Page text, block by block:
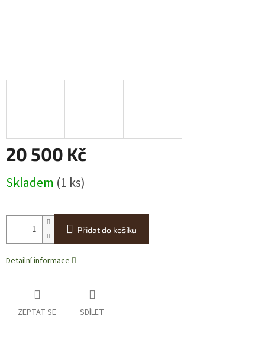
20 500 Kč
cena:
Skladem (1 ks)
Přidat do košíku
Detailní informace
ZEPTAT SE SDÍLET